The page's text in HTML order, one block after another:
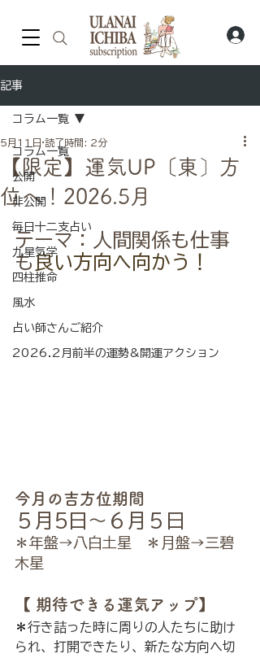
記事
コラム一覧
公開
非公開
毎日十二支占い
九星気学
四柱推命
風水
占い師さんご紹介
2026.2月前半の運勢&開運アクション
コラム一覧
【限定】運気UP〔東〕方
位へ！2026.5月
5月11日 読了時間: 2分
テーマ：人間関係も仕事
も良い方向へ向かう！
今月の吉方位期間
５月5日〜６月５日
＊年盤→八白土星　＊月盤→三碧
木星
【 期待できる運気アップ】
＊行き詰った時に周りの人たちに助け
られ、打開できたり、新たな方向へ切